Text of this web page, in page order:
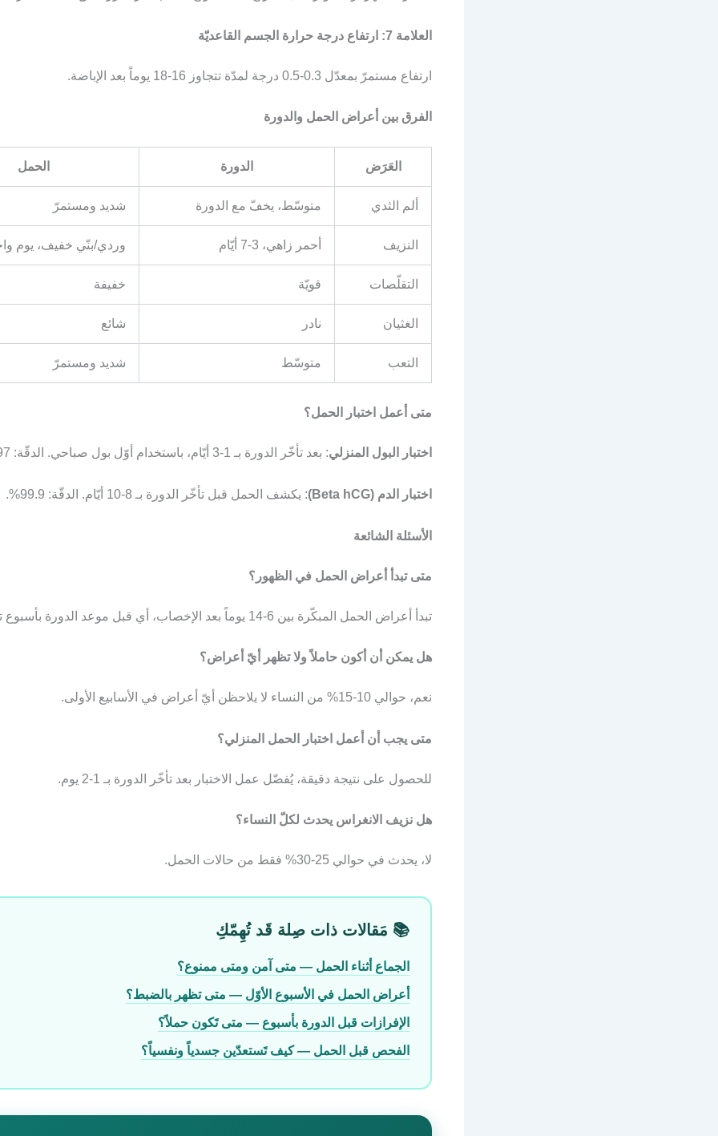
العلامة 7: ارتفاع درجة حرارة الجسم القاعديّة
ارتفاع مستمرّ بمعدّل 0.3-0.5 درجة لمدّة تتجاوز 16-18 يوماً بعد الإباضة.
الفرق بين أعراض الحمل والدورة
العَرَض الدورة الحمل
ألم الثدي متوسّط، يخفّ مع الدورة شديد ومستمرّ
النزيف أحمر زاهي، 3-7 أيّام وردي/بنّي خفيف، يوم
التقلّصات قويّة خفيفة
الغثيان نادر شائع
التعب متوسّط شديد ومستمرّ
متى أعمل اختبار الحمل؟
اختبار البول المنزلي: بعد تأخّر الدورة بـ 1-3 أيّام، باستخدام أوّل بول صباحي. الدقّة: 97-99%.
اختبار الدم (Beta hCG) : يكشف الحمل قبل تأخّر الدورة بـ 8-10 أيّام. الدقّة: 99.9%.
الأسئلة الشائعة
متى تبدأ أعراض الحمل في الظهور؟
تبدأ أعراض الحمل المبكّرة بين 6-14 يوماً بعد الإخصاب، أي قبل موعد الدورة بأسبوع تقريباً.
هل يمكن أن أكون حاملاً ولا تظهر أيّ أعراض؟
نعم، حوالي 10-15% من النساء لا يلاحظن أيّ أعراض في الأسابيع الأولى.
متى يجب أن أعمل اختبار الحمل المنزلي؟
للحصول على نتيجة دقيقة، يُفضّل عمل الاختبار بعد تأخّر الدورة بـ 1-2 يوم.
هل نزيف الانغراس يحدث لكلّ النساء؟
لا، يحدث في حوالي 25-30% فقط من حالات الحمل.
📚 مَقالات ذات صِلة قَد تُهِمّكِ
الجماع أثناء الحمل — متى آمن ومتى ممنوع؟
أعراض الحمل في الأسبوع الأوّل — متى تظهر بالضبط؟
الإفرازات قبل الدورة بأسبوع — متى تَكون حملاً؟
الفحص قبل الحمل — كيف تَستعدّين جسدياً ونفسياً؟